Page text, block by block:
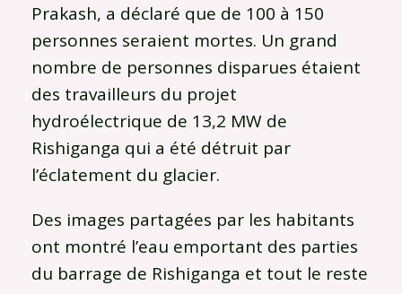
Prakash, a déclaré que de 100 à 150
personnes seraient mortes. Un grand
nombre de personnes disparues étaient
des travailleurs du projet
hydroélectrique de 13,2 MW de
Rishiganga qui a été détruit par
l’éclatement du glacier.
Des images partagées par les habitants
ont montré l’eau emportant des parties
du barrage de Rishiganga et tout le reste